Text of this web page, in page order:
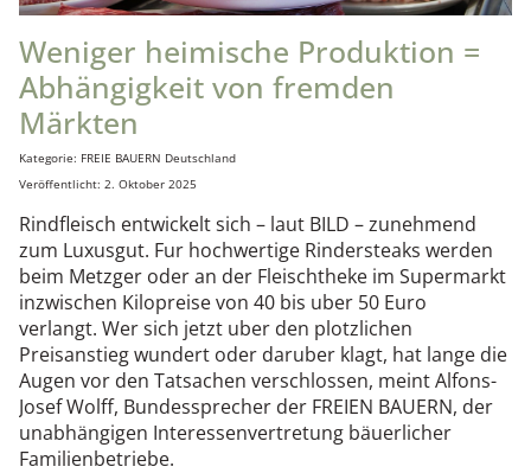
Weniger heimische Produktion =
Abhängigkeit von fremden
Märkten
Details
Kategorie: FREIE BAUERN Deutschland
Veröffentlicht: 2. Oktober 2025
Rindfleisch entwickelt sich – laut BILD – zunehmend
zum Luxusgut. Fur hochwertige Rindersteaks werden
beim Metzger oder an der Fleischtheke im Supermarkt
inzwischen Kilopreise von 40 bis uber 50 Euro
verlangt. Wer sich jetzt uber den plotzlichen
Preisanstieg wundert oder daruber klagt, hat lange die
Augen vor den Tatsachen verschlossen, meint Alfons-
Josef Wolff, Bundessprecher der FREIEN BAUERN, der
unabhängigen Interessenvertretung bäuerlicher
Familienbetriebe.